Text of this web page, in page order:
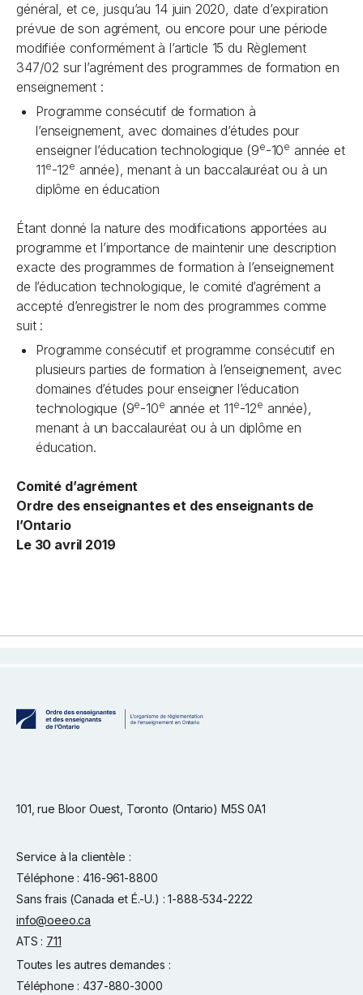
général, et ce, jusqu’au 14 juin 2020, date d’expiration
prévue de son agrément, ou encore pour une période
modifiée conformément à l’article 15 du Règlement
347/02 sur l’agrément des programmes de formation en
enseignement :
Programme consécutif de formation à
l’enseignement, avec domaines d’études pour
enseigner l’éducation technologique (9e-10e année et
11e-12e année), menant à un baccalauréat ou à un
diplôme en éducation
Étant donné la nature des modifications apportées au
programme et l’importance de maintenir une description
exacte des programmes de formation à l’enseignement
de l’éducation technologique, le comité d’agrément a
accepté d’enregistrer le nom des programmes comme
suit :
Programme consécutif et programme consécutif en
plusieurs parties de formation à l’enseignement, avec
domaines d’études pour enseigner l’éducation
technologique (9e-10e année et 11e-12e année),
menant à un baccalauréat ou à un diplôme en
éducation.
Comité d’agrément
Ordre des enseignantes et des enseignants de
l’Ontario
Le 30 avril 2019
101, rue Bloor Ouest, Toronto (Ontario) M5S 0A1
Service à la clientèle :
Téléphone : 416-961-8800
Sans frais (Canada et É.-U.) : 1-888-534-2222
info@oeeo.ca
ATS : 711
Toutes les autres demandes :
Téléphone : 437-880-3000